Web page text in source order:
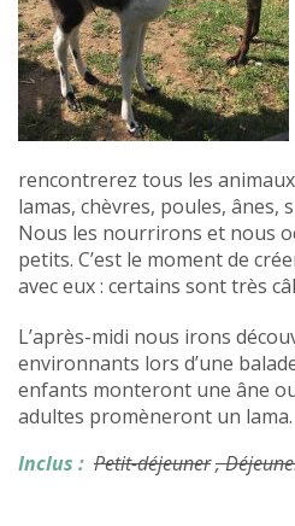
rencontrerez tous les
lamas, chèvres, poules, ânes,
Nous les nourrirons et nous
petits. C’est le moment de
avec eux : certains sont très
L’après-midi nous irons
environnants lors d’une
enfants monteront une âne
adultes promèneront un lama.
Inclus : Petit-déjeuner,